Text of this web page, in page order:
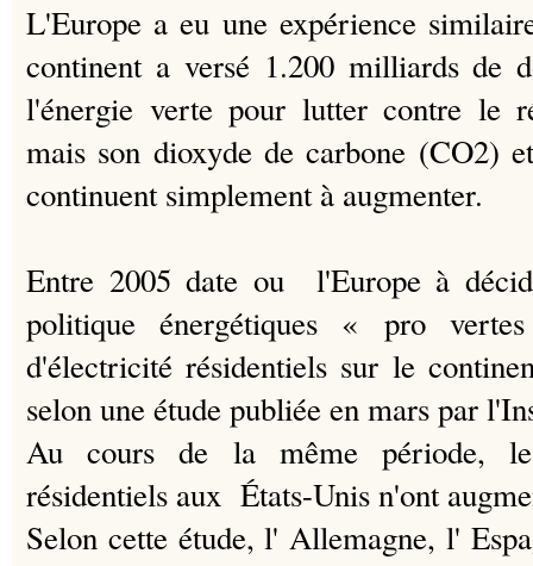
L'Europe a eu une expérience
continent a versé 1.200 milliards de
l'énergie verte pour lutter contre le
mais son dioxyde de carbone (CO2)
continuent simplement à augmenter.
Entre 2005 date ou l'Europe à
politique énergétiques « pro
d'électricité résidentiels sur le
selon une étude publiée en mars par
Au cours de la même période,
résidentiels aux États-Unis n'ont
Selon cette étude, l' Allemagne, l'